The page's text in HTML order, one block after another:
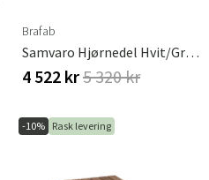
Brafab
Samvaro Hjørnedel Hvit/grå Brafab
4 522 kr5 320 kr
-10% Rask levering